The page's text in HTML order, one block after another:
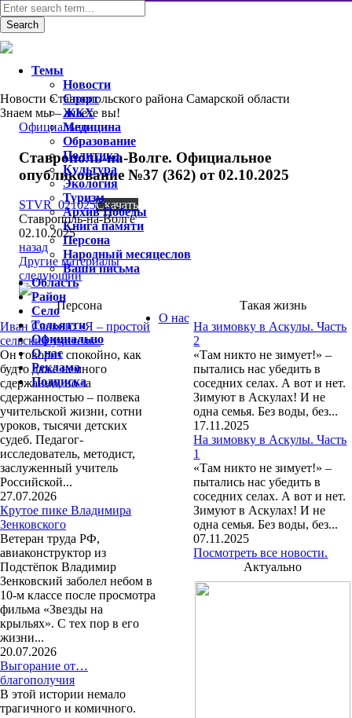
Новости Ставропольского района Самарской области
Знаем мы – знаете вы!
Официально
Ставрополь-на-Волге. Официальное
опубликование №37 (362) от 02.10.2025
STVR_021025Скачать
Ставрополь-на-Волге
02.10.2025
назад
Другие материалы
следующий
Персона
Иван Савкин: «Я – простой
сельский учитель»
Он говорит спокойно, как
будто даже немного
сдержанно, но за
сдержанностью – полвека
учительской жизни, сотни
уроков, тысячи детских
судеб. Педагог-
исследователь, методист,
заслуженный учитель
Российской...
27.07.2026
Крутое пике Владимира
Зенковского
Ветеран труда РФ,
авиаконструктор из
Подстёпок Владимир
Зенковский заболел небом в
10-м классе после просмотра
фильма «Звезды на
крыльях». С тех пор в его
жизни...
20.07.2026
Выгорание от…
благополучия
В этой истории немало
трагичного и комичного.
Такая жизнь
На зимовку в Аскулы. Часть
2
«Там никто не зимует!» –
пытались нас убедить в
соседних селах. А вот и нет.
Зимуют в Аскулах! И не
одна семья. Без воды, без...
17.11.2025
На зимовку в Аскулы. Часть
1
«Там никто не зимует!» –
пытались нас убедить в
соседних селах. А вот и нет.
Зимуют в Аскулах! И не
одна семья. Без воды, без...
07.11.2025
Посмотреть все новости.
Актуально
О нас
Темы
Новости
Спорт
ЖКХ
Медицина
Образование
Политика
Культура
Экология
Туризм
Архив Победы
Книга памяти
Персона
Народный месяцеслов
Ваши письма
Область
Район
Село
Тольятти
Официально
О нас
Реклама
Подписка